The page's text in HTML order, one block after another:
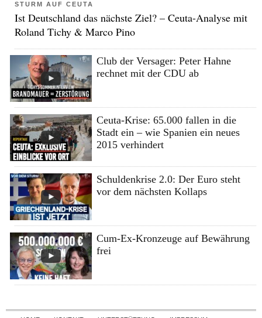
STURM AUF CEUTA
Ist Deutschland das nächste Ziel? – Ceuta-Analyse mit
Roland Tichy & Marco Pino
Club der Versager: Peter Hahne
rechnet mit der CDU ab
Ceuta-Krise: 65.000 fallen in die
Stadt ein – wie Spanien ein neues
2015 verhindert
Schuldenkrise 2.0: Der Euro steht
vor dem nächsten Kollaps
Cum-Ex-Kronzeuge auf Bewährung
frei